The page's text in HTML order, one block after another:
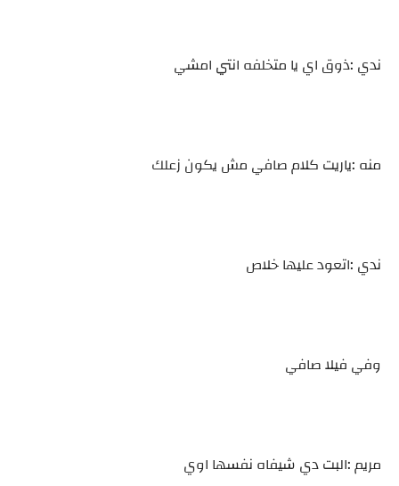
ندي :ذوق اي يا متخلفه انتي امشي
منه :ياريت كلام صافي مش يكون زعلك
ندي :اتعود عليها خلاص
وفي فيلا صافي
مريم :البت دي شيفاه نفسها اوي